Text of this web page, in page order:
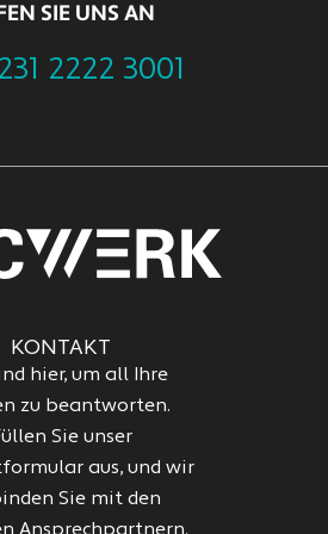
SIE UNS AN
2222 3001
KONTAKT
hier, um all Ihre
zu beantworten.
Sie unser
aus, und wir
Sie mit den